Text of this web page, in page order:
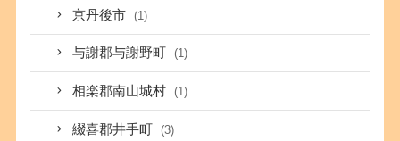
京丹後市 (1)
与謝郡与謝野町 (1)
相楽郡南山城村 (1)
綴喜郡井手町 (3)